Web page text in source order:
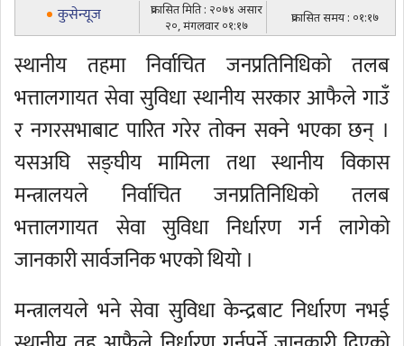
कुसेन्यूज
प्रकासित मिति : २०७४ असार
२०, मंगलवार ०१:१७
प्रकासित समय : ०१:१७
स्थानीय तहमा निर्वाचित जनप्रतिनिधिको तलब
भत्तालगायत सेवा सुविधा स्थानीय सरकार आफैले गाउँ
र नगरसभाबाट पारित गरेर तोक्न सक्ने भएका छन् ।
यसअघि सङ्घीय मामिला तथा स्थानीय विकास
मन्त्रालयले निर्वाचित जनप्रतिनिधिको तलब
भत्तालगायत सेवा सुविधा निर्धारण गर्न लागेको
जानकारी सार्वजनिक भएको थियो ।
मन्त्रालयले भने सेवा सुविधा केन्द्रबाट निर्धारण नभई